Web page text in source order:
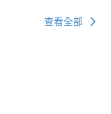
查看全部